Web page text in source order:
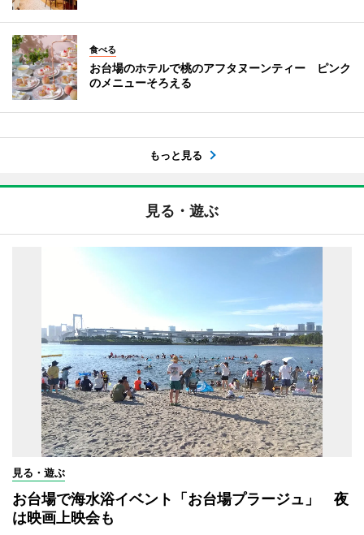
食べる
お台場のホテルで桃のアフタヌーンティー ピンク
のメニューそろえる
もっと見る
見る・遊ぶ
見る・遊ぶ
お台場で海水浴イベント「お台場プラージュ」 夜
は映画上映会も